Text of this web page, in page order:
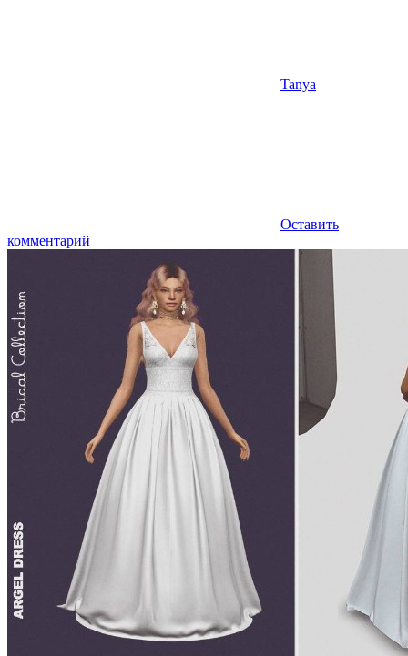
Tanya
Оставить
комментарий